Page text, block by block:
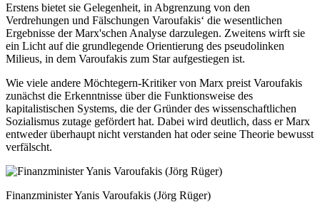
Erstens bietet sie Gelegenheit, in Abgrenzung von den
Verdrehungen und Fälschungen Varoufakis‘ die wesentlichen
Ergebnisse der Marx'schen Analyse darzulegen. Zweitens wirft sie
ein Licht auf die grundlegende Orientierung des pseudolinken
Milieus, in dem Varoufakis zum Star aufgestiegen ist.
Wie viele andere Möchtegern-Kritiker von Marx preist Varoufakis
zunächst die Erkenntnisse über die Funktionsweise des
kapitalistischen Systems, die der Gründer des wissenschaftlichen
Sozialismus zutage gefördert hat. Dabei wird deutlich, dass er Marx
entweder überhaupt nicht verstanden hat oder seine Theorie bewusst
verfälscht.
Finanzminister Yanis Varoufakis (Jörg Rüger)